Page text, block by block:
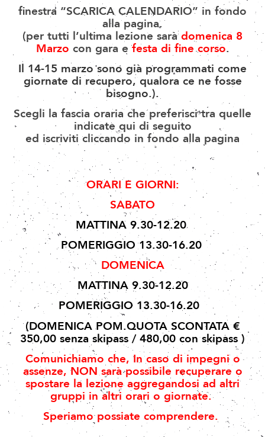
finestra “SCARICA CALENDARIO” in fondo
alla pagina.
(per tutti l’ultima lezione saràdomenica 8
Marzo con gara efesta di fine corso.
Il 14-15 marzo sono già programmati come
giornate di recupero, qualora ce ne fosse
bisogno.).
Scegli la fascia oraria che preferisci tra quelle
indicate qui di seguito
ed iscriviti cliccando in fondo alla pagina
ORARI E GIORNI:
SABATO
MATTINA 9.30-12.20
POMERIGGIO 13.30-16.20
DOMENICA
MATTINA 9.30-12.20
POMERIGGIO 13.30-16.20
(DOMENICA POM.QUOTA SCONTATA €
350,00 senza skipass / 480,00 con skipass )
Comunichiamo che, In caso di impegni o
assenze, NON sarà possibile recuperare o
spostare la lezione aggregandosi ad altri
gruppi in altri orari o giornate.
Speriamo possiate comprendere.